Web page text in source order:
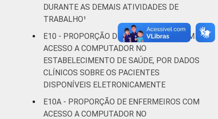
DURANTE AS DEMAIS ATIVIDADES DE
TRABALHO¹
E10 - PROPORÇÃO DE ENFERMEIROS COM
ACESSO A COMPUTADOR NO
ESTABELECIMENTO DE SAÚDE, POR DADOS
CLÍNICOS SOBRE OS PACIENTES
DISPONÍVEIS ELETRONICAMENTE
E10A - PROPORÇÃO DE ENFERMEIROS COM
ACESSO A COMPUTADOR NO